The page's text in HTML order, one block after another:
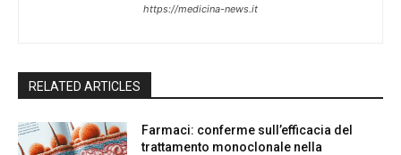
https://medicina-news.it
RELATED ARTICLES
Farmaci: conferme sull’efficacia del
trattamento monoclonale nella